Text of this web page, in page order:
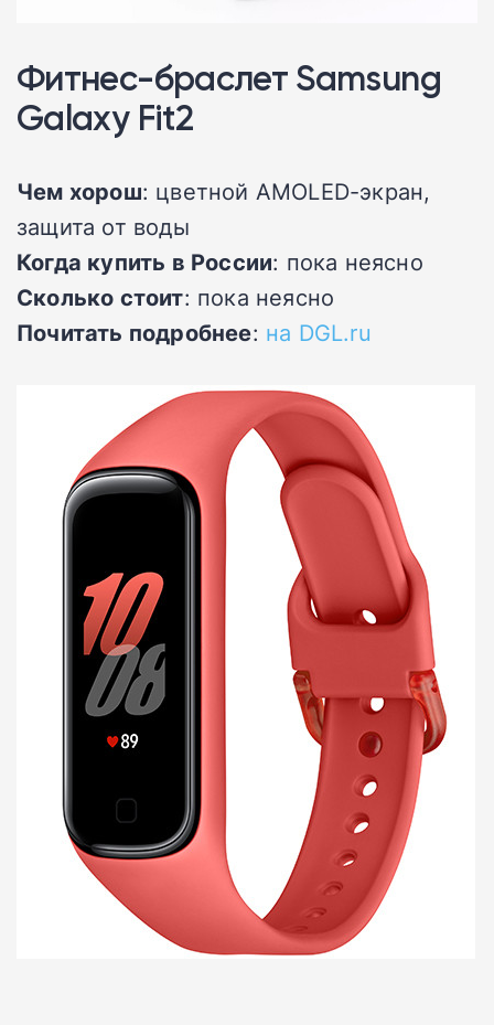
Фитнес-браслет Samsung
Galaxy Fit2
Чем хорош: цветной AMOLED-экран,
защита от воды
Когда купить в России: пока неясно
Сколько стоит: пока неясно
Почитать подробнее: на DGL.ru